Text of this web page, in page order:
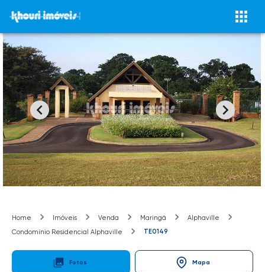
Home Imóveis Venda Maringá
Alphaville
Condomínio Residencial Alphaville
TE0149
Fotos Mapa